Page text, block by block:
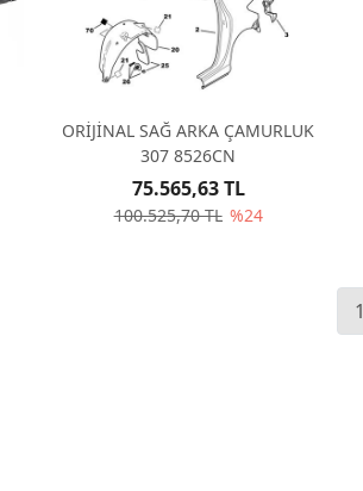
ORİJİNAL SAĞ ARKA ÇAMURLUK
307 8526CN
100.525,70 TL %24
75.565,63 TL
1